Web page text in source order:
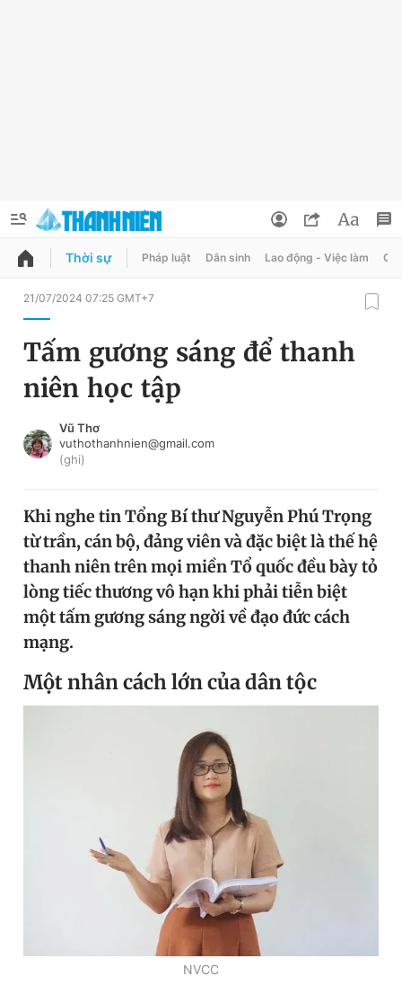
QUẢNG CÁO
Chuyên mục
Chuyên mục khác
Chào ngày mới
Tin thị trường Tin 360
Video Magazine
Sản phẩm khác
Tiện ích Bạn cần biết
Liên hệ quảng cáo
Đọc Thanh Niên trên điện thoại
Đổi mật khẩu
Tin đã lưu
Tin đã xem
Thời sự Pháp luật Dân sinh Lao động - Việc làm
21/07/2024 07:25 GMT+7
Tấm gương sáng để thanh
niên học tập
Vũ Thơ
vuthothanhnien@gmail.com
(ghi)
Khi nghe tin Tổng Bí thư Nguyễn Phú Trọng
từ trần, cán bộ, đảng viên và đặc biệt là thế hệ
thanh niên trên mọi miền Tổ quốc đều bày tỏ
lòng tiếc thương vô hạn khi phải tiễn biệt
một tấm gương sáng ngời về đạo đức cách
mạng.
Một nhân cách lớn của dân tộc
NVCC